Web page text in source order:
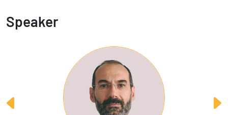
Speaker
Consulente e responsabile marketing, Leonardo
vanta una pluriennale esperienza, nonché un’
e vera passione per il Marketing
. Supporta le
imprese con un approccio improntato alla
definizione del brand
e di una
strategia aziendale